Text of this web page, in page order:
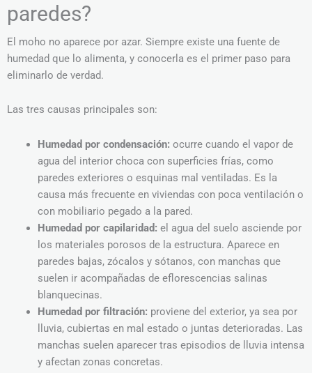
paredes?
El moho no aparece por azar. Siempre existe una fuente de
humedad que lo alimenta, y conocerla es el primer paso para
eliminarlo de verdad.
Las tres causas principales son:
Humedad por condensación: ocurre cuando el vapor de
agua del interior choca con superficies frías, como
paredes exteriores o esquinas mal ventiladas. Es la
causa más frecuente en viviendas con poca ventilación o
con mobiliario pegado a la pared.
Humedad por capilaridad: el agua del suelo asciende por
los materiales porosos de la estructura. Aparece en
paredes bajas, zócalos y sótanos, con manchas que
suelen ir acompañadas de eflorescencias salinas
blanquecinas.
Humedad por filtración: proviene del exterior, ya sea por
lluvia, cubiertas en mal estado o juntas deterioradas. Las
manchas suelen aparecer tras episodios de lluvia intensa
y afectan zonas concretas.